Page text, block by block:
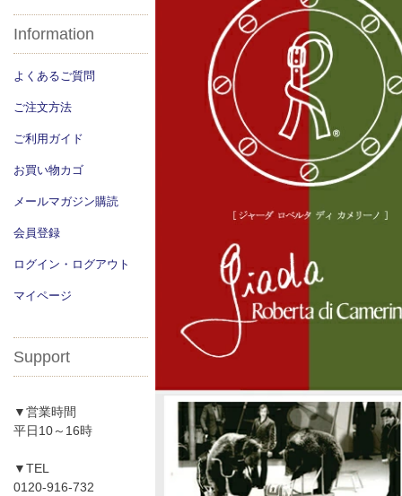
Information
よくあるご質問
ご注文方法
ご利用ガイド
お買い物カゴ
メールマガジン購読
会員登録
ログイン・ログアウト
マイページ
Support
▼営業時間
平日10～16時
▼TEL
0120-916-732